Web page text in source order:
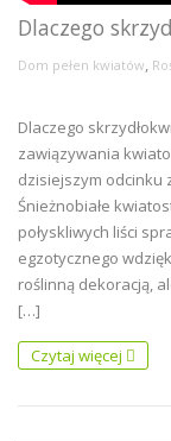
Dlaczego
Dom pełen kwiatów,
Dlaczego
zawiązywania
dzisiejszym odcinku
Śnieżnobiałe
połyskliwych liści
egzotycznego
roślinną dekoracją,
[…]
Czytaj więcej